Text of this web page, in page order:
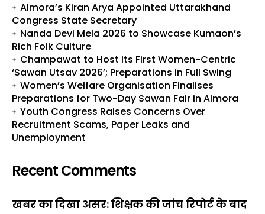
Almora’s Kiran Arya Appointed Uttarakhand
Congress State Secretary
Nanda Devi Mela 2026 to Showcase Kumaon’s
Rich Folk Culture
Champawat to Host Its First Women-Centric
‘Sawan Utsav 2026’; Preparations in Full Swing
Women’s Welfare Organisation Finalises
Preparations for Two-Day Sawan Fair in Almora
Youth Congress Raises Concerns Over
Recruitment Scams, Paper Leaks and
Unemployment
Recent Comments
खबर का दिखा असर: शिक्षक की जांच रिपोर्ट के बाद